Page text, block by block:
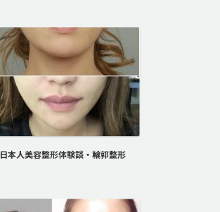
日本人美容整形体験談・輪郭整形